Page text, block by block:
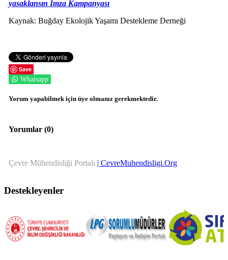
yasaklansın İmza Kampanyası
Kaynak: Buğday Ekolojik Yaşamı Destekleme Derneği
Save
Whatsapp
Yorum yapabilmek için üye olmanız gerekmektedir.
Yorumlar (0)
Çevre Mühendisliği Portalı | CevreMuhendisligi.Org
Destekleyenler